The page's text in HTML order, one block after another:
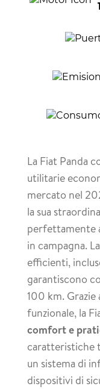
La Fiat Panda
utilitarie
mercato nel
la sua
perfettamente
in campagna.
efficienti,
garantiscono
100 km. Grazie
funzionale, la
comfort e
caratteristiche
un sistema di
dispositivi di